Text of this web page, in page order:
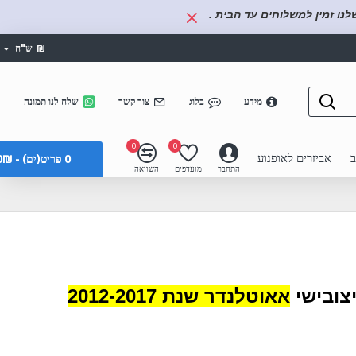
זמין למשלוחים עד הבית .
₪ ש"ח
מידע בלוג צור קשר שלח לנו תמונה
אביזרים לאופנוע
התחבר מועדפים
0
השוואה
0
0 פריט(ים) - 0₪
אאוטלנדר שנת 2012-2017